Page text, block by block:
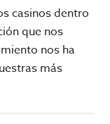
casinos dentro
que nos
nos ha
más